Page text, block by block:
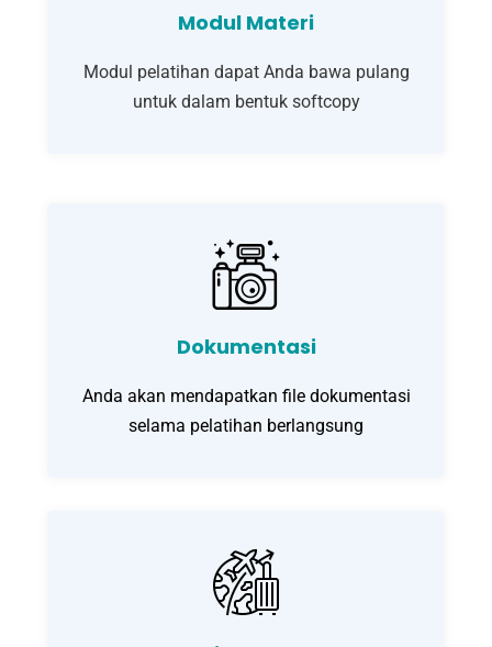
Modul Materi
Modul pelatihan dapat Anda bawa pulang
untuk dalam bentuk softcopy
Dokumentasi
Anda akan mendapatkan file dokumentasi
selama pelatihan berlangsung